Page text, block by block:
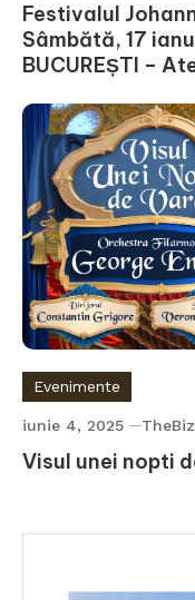
Festivalul
Sâmbătă, 17
BUCUREȘTI –
Evenimente
iunie 4, 2025
Visul unei nopti